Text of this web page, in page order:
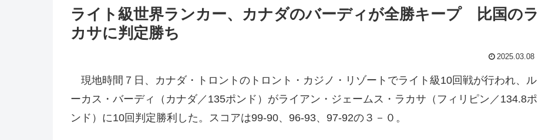
ライト級世界ランカー、カナダのバーディが全勝キープ 比国のラ
カサに判定勝ち
2025.03.08
現地時間７日、カナダ・トロントのトロント・カジノ・リゾートでライト級10回戦が行われ、ル
ーカス・バーディ（カナダ／135ポンド）がライアン・ジェームス・ラカサ（フィリピン／134.8ポ
ンド）に10回判定勝利した。スコアは99-90、96-93、97-92の３－０。